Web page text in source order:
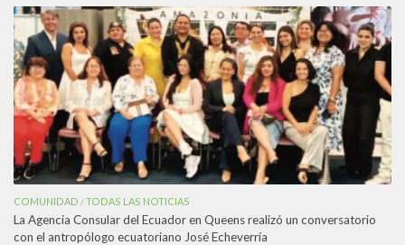
COMUNIDAD /TODAS LAS NOTICIAS
La Agencia Consular del Ecuador en Queens realizó un conversatorio
con el antropólogo ecuatoriano José Echeverría